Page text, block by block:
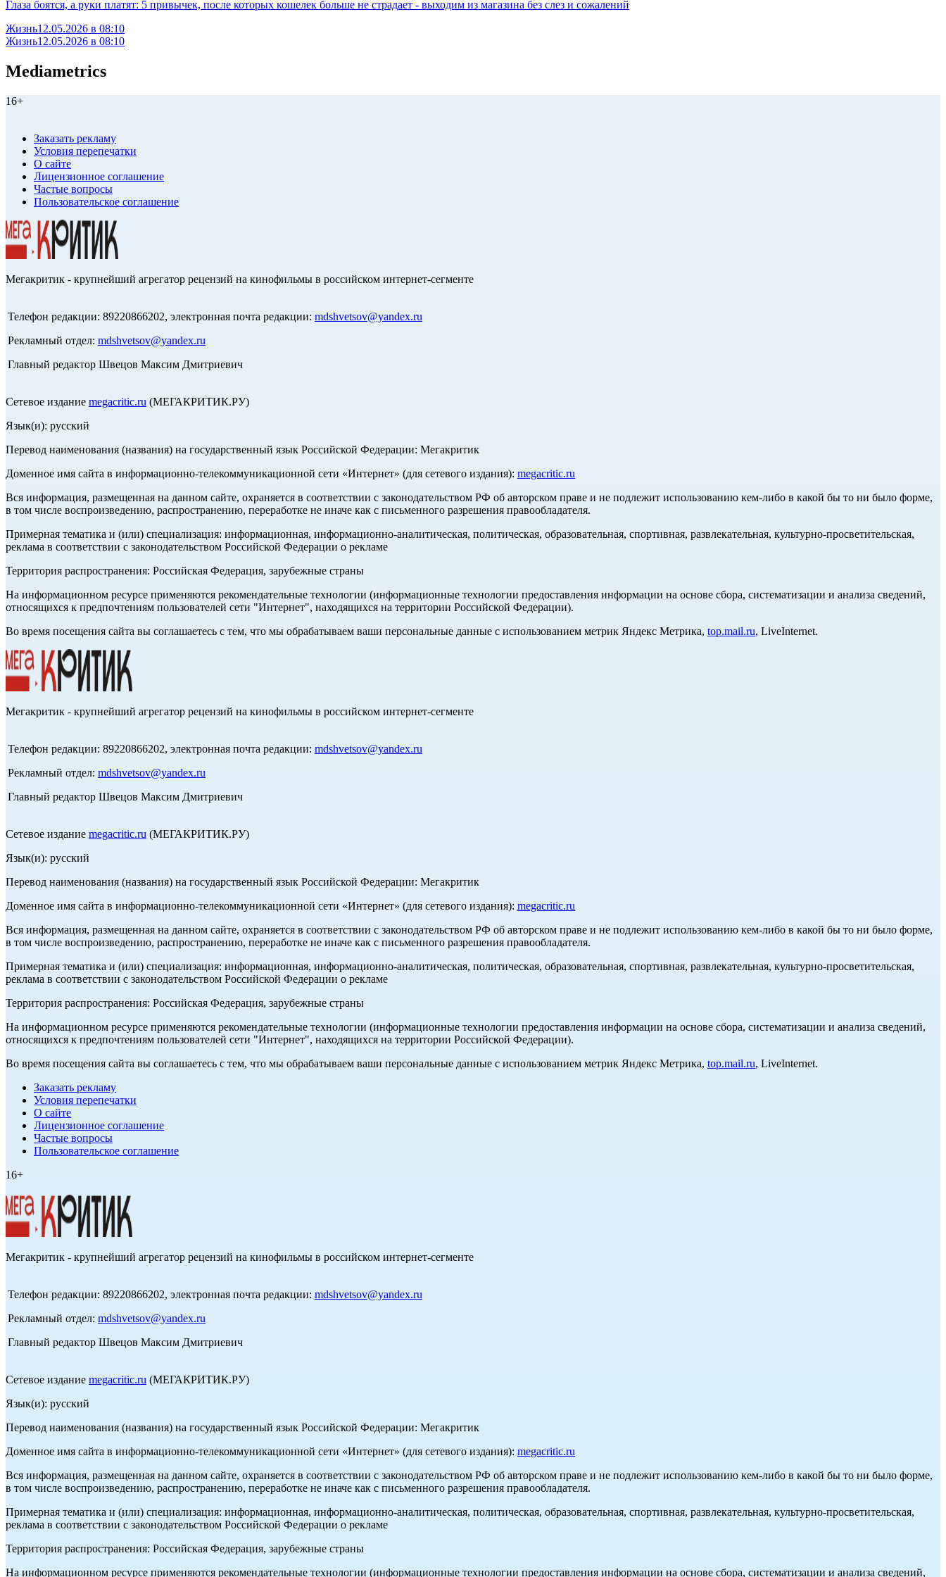
Глаза боятся, а руки платят: 5 привычек, после которых кошелек больше не страдает - выходим из магазина без слез и сожалений
Жизнь12.05.2026 в 08:10
Жизнь12.05.2026 в 08:10
Mediametrics
16+
Заказать рекламу
Условия перепечатки
О сайте
Лицензионное соглашение
Частые вопросы
Пользовательское соглашение
Мегакритик - крупнейший агрегатор рецензий на кинофильмы в российском интернет-сегменте
Телефон редакции: 89220866202, электронная почта редакции: mdshvetsov@yandex.ru
Рекламный отдел: mdshvetsov@yandex.ru
Главный редактор Швецов Максим Дмитриевич
Сетевое издание megacritic.ru (МЕГАКРИТИК.РУ)
Язык(и): русский
Перевод наименования (названия) на государственный язык Российской Федерации: Мегакритик
Доменное имя сайта в информационно-телекоммуникационной сети «Интернет» (для сетевого издания): megacritic.ru
Вся информация, размещенная на данном сайте, охраняется в соответствии с законодательством РФ об авторском праве и не подлежит использованию кем-либо в какой бы то ни было форме,
в том числе воспроизведению, распространению, переработке не иначе как с письменного разрешения правообладателя.
Примерная тематика и (или) специализация: информационная, информационно-аналитическая, политическая, образовательная, спортивная, развлекательная, культурно-просветительская,
реклама в соответствии с законодательством Российской Федерации о рекламе
Территория распространения: Российская Федерация, зарубежные страны
На информационном ресурсе применяются рекомендательные технологии (информационные технологии предоставления информации на основе сбора, систематизации и анализа сведений,
относящихся к предпочтениям пользователей сети "Интернет", находящихся на территории Российской Федерации).
Во время посещения сайта вы соглашаетесь с тем, что мы обрабатываем ваши персональные данные с использованием метрик Яндекс Метрика, top.mail.ru, LiveInternet.
Мегакритик - крупнейший агрегатор рецензий на кинофильмы в российском интернет-сегменте
Телефон редакции: 89220866202, электронная почта редакции: mdshvetsov@yandex.ru
Рекламный отдел: mdshvetsov@yandex.ru
Главный редактор Швецов Максим Дмитриевич
Сетевое издание megacritic.ru (МЕГАКРИТИК.РУ)
Язык(и): русский
Перевод наименования (названия) на государственный язык Российской Федерации: Мегакритик
Доменное имя сайта в информационно-телекоммуникационной сети «Интернет» (для сетевого издания): megacritic.ru
Вся информация, размещенная на данном сайте, охраняется в соответствии с законодательством РФ об авторском праве и не подлежит использованию кем-либо в какой бы то ни было форме,
в том числе воспроизведению, распространению, переработке не иначе как с письменного разрешения правообладателя.
Примерная тематика и (или) специализация: информационная, информационно-аналитическая, политическая, образовательная, спортивная, развлекательная, культурно-просветительская,
реклама в соответствии с законодательством Российской Федерации о рекламе
Территория распространения: Российская Федерация, зарубежные страны
На информационном ресурсе применяются рекомендательные технологии (информационные технологии предоставления информации на основе сбора, систематизации и анализа сведений,
относящихся к предпочтениям пользователей сети "Интернет", находящихся на территории Российской Федерации).
Во время посещения сайта вы соглашаетесь с тем, что мы обрабатываем ваши персональные данные с использованием метрик Яндекс Метрика, top.mail.ru, LiveInternet.
Заказать рекламу
Условия перепечатки
О сайте
Лицензионное соглашение
Частые вопросы
Пользовательское соглашение
16+
Мегакритик - крупнейший агрегатор рецензий на кинофильмы в российском интернет-сегменте
Телефон редакции: 89220866202, электронная почта редакции: mdshvetsov@yandex.ru
Рекламный отдел: mdshvetsov@yandex.ru
Главный редактор Швецов Максим Дмитриевич
Сетевое издание megacritic.ru (МЕГАКРИТИК.РУ)
Язык(и): русский
Перевод наименования (названия) на государственный язык Российской Федерации: Мегакритик
Доменное имя сайта в информационно-телекоммуникационной сети «Интернет» (для сетевого издания): megacritic.ru
Вся информация, размещенная на данном сайте, охраняется в соответствии с законодательством РФ об авторском праве и не подлежит использованию кем-либо в какой бы то ни было форме,
в том числе воспроизведению, распространению, переработке не иначе как с письменного разрешения правообладателя.
Примерная тематика и (или) специализация: информационная, информационно-аналитическая, политическая, образовательная, спортивная, развлекательная, культурно-просветительская,
реклама в соответствии с законодательством Российской Федерации о рекламе
Территория распространения: Российская Федерация, зарубежные страны
На информационном ресурсе применяются рекомендательные технологии (информационные технологии предоставления информации на основе сбора, систематизации и анализа сведений,